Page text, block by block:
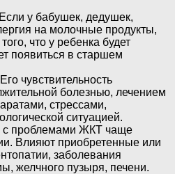
у бабушек, дедушек,
на молочные продукты,
что у ребенка будет
появиться в старшем
чувствительность
болезнью, лечением
стрессами,
ситуацией.
с проблемами ЖКТ чаще
Влияют приобретенные или
заболевания
желчного пузыря, печени.